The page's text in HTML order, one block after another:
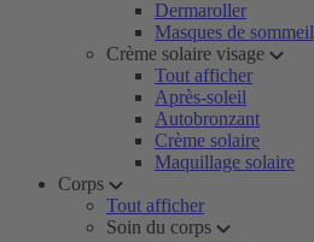
Dermaroller
Masques de sommeil
Crème solaire visage
Tout afficher
Après-soleil
Autobronzant
Crème solaire
Maquillage solaire
Corps
Tout afficher
Soin du corps